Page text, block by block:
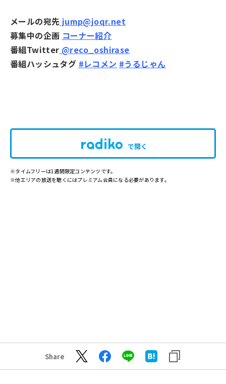
メールの宛先 jump@joqr.net
募集中の企画 コーナー紹介
番組Twitter @reco_oshirase
番組ハッシュタグ #レコメン #うるじゃん
で開く
※タイムフリーは1週間限定コンテンツです。
※他エリアの放送を聴くにはプレミアム会員になる必要があります。
Share